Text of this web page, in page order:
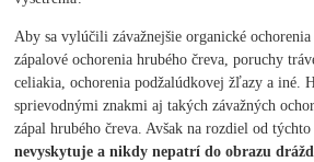
Aby sa vylúčili závažnejšie organické
zápalové ochorenia hrubého čreva, poruchy
celiakia, ochorenia podžalúdkovej žľazy a iné.
sprievodnými znakmi aj takých závažných
zápal hrubého čreva. Avšak na rozdiel od
nevyskytuje a nikdy nepatrí do obrazu